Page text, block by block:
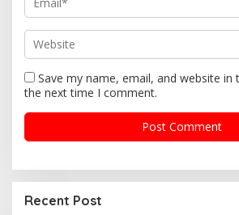
Save my name, email, and website
the next time I comment.
Recent Post